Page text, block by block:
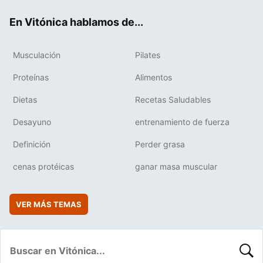
En Vitónica hablamos de...
Musculación Pilates
Proteínas Alimentos
Dietas Recetas Saludables
Desayuno entrenamiento de fuerza
Definición Perder grasa
cenas protéicas ganar masa muscular
VER MÁS TEMAS